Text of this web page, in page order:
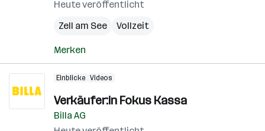
Heute veröffentlicht
Zell am See
Vollzeit
Merken
Einblicke Videos
Verkäufer:in Fokus Kassa
Billa AG